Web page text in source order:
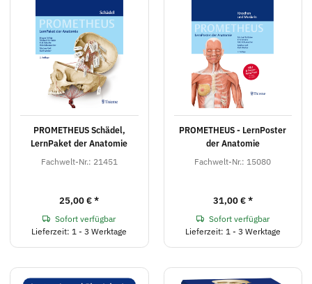
PROMETHEUS Schädel,
LernPaket der Anatomie
Fachwelt-Nr.: 21451
25,00 €*
Sofort verfügbar
Lieferzeit: 1 - 3 Werktage
PROMETHEUS - LernPoster
der Anatomie
Fachwelt-Nr.: 15080
31,00 €*
Sofort verfügbar
Lieferzeit: 1 - 3 Werktage